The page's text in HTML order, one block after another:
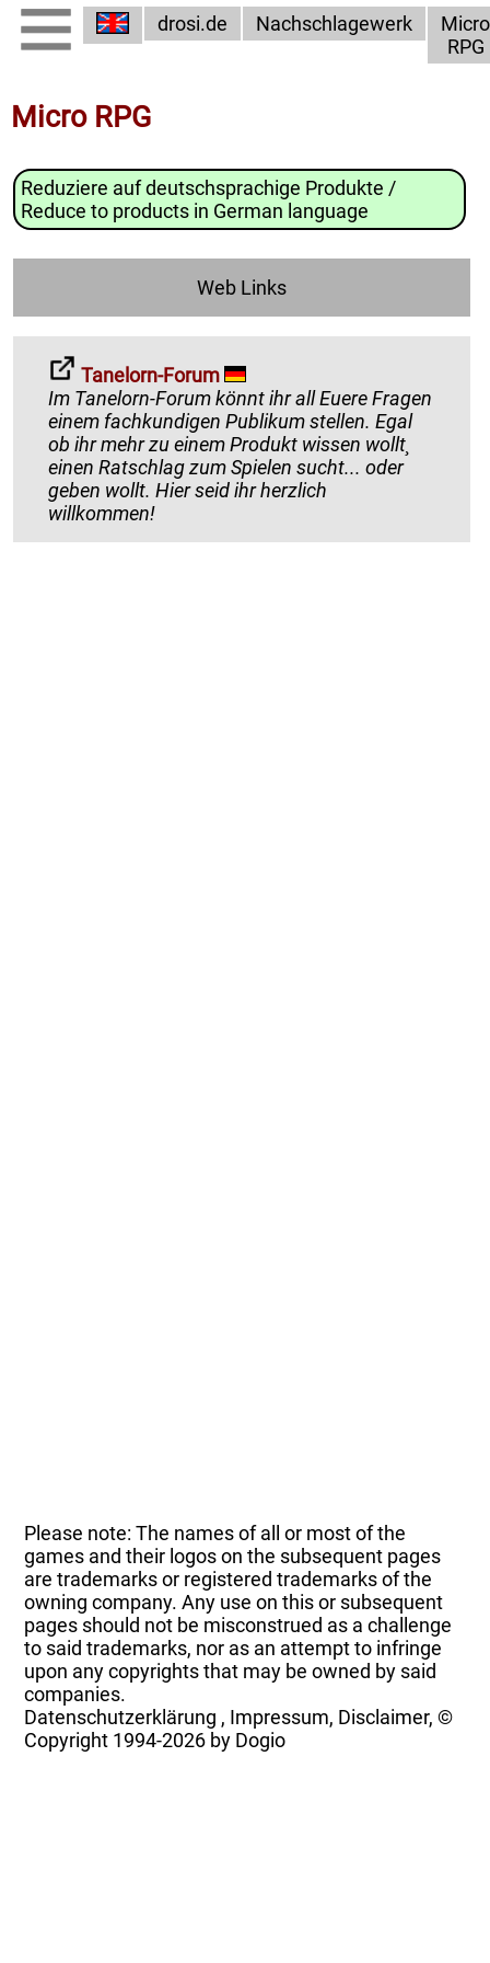
drosi.de Nachschlagewerk
Micro
RPG
Micro RPG
Reduziere auf deutschsprachige Produkte /
Reduce to products in German language
Web Links
Tanelorn-Forum
Im Tanelorn-Forum könnt ihr all Euere Fragen
einem fachkundigen Publikum stellen. Egal
ob ihr mehr zu einem Produkt wissen wollt¸
einen Ratschlag zum Spielen sucht... oder
geben wollt. Hier seid ihr herzlich
willkommen!
Please note: The names of all or most of the
games and their logos on the subsequent pages
are trademarks or registered trademarks of the
owning company. Any use on this or subsequent
pages should not be misconstrued as a challenge
to said trademarks, nor as an attempt to infringe
upon any copyrights that may be owned by said
companies.
Datenschutzerklärung , Impressum, Disclaimer, ©
Copyright 1994-2026 by Dogio